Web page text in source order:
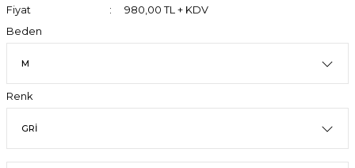
Fiyat
980,00 TL + KDV
Beden
Renk